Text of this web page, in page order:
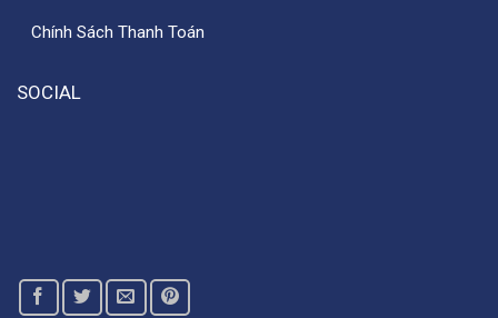
Chính Sách Thanh Toán
SOCIAL